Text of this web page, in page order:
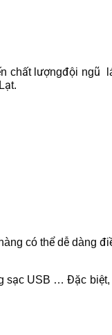
chất lượngđội ngũ
có thể dễ dàng
sạc USB … Đặc biệt,